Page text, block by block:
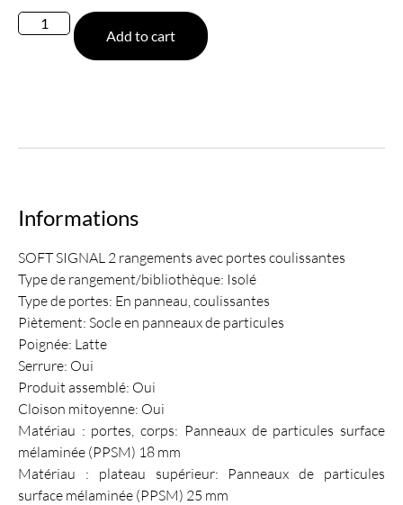
Add to cart
Informations
SOFT SIGNAL 2 rangements avec portes coulissantes
Type de rangement/bibliothèque: Isolé
Type de portes: En panneau, coulissantes
Piètement: Socle en panneaux de particules
Poignée: Latte
Serrure: Oui
Produit assemblé: Oui
Cloison mitoyenne: Oui
Matériau : portes, corps: Panneaux de particules surface
mélaminée (PPSM) 18 mm
Matériau : plateau supérieur: Panneaux de particules
surface mélaminée (PPSM) 25 mm